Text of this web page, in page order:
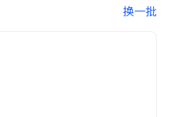
换一批